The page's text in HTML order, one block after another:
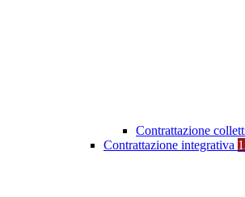
Contrattazione
Contrattazione integrativa